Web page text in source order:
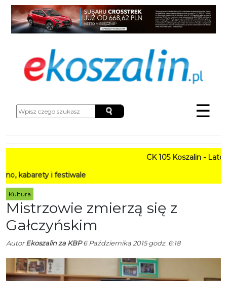
☰
CK 105 Koszalin - Lato w
i festiwale
Kultura
Mistrzowie zmierzą się z
Gałczyńskim
AutorEkoszalin za KBP6 Października 2015 godz. 6:18